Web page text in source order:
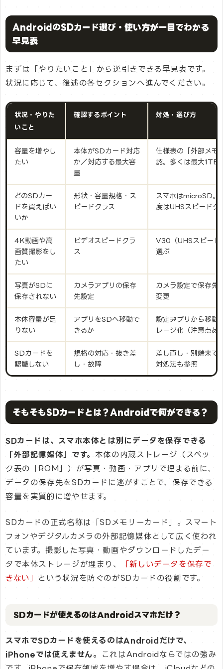
AndroidのSDカード選び・使い方が一目でわかる
早見表
まずは「やりたいこと」から逆引きできる早見表です。
状況に応じて、後述の各セクションへ進んでください。
状況・やりた
いこと
確認するポイント 対処・選び方
容量を増やし
たい
本体がSDカード対応
か／対応する最大容
量
仕様表の「外部メモ
認。多くは最大1TB
どのSDカー
ドを買えばい
いか
形状・容量規格・ス
ピードクラス
スマホはmicroSD。
度はUHSスピードク
4K動画や高
画質撮影をし
たい
ビデオスピードクラ
ス
V30（UHSスピード
選ぶ
写真がSDに
保存されない
カメラアプリの保存
先設定
カメラ設定で保存先
変更
本体容量が足
りない
アプリをSDへ移動で
きるか
設定→アプリから移動
レージ化（注意点あ
SDカードを
認識しない
規格の対応・抜き差
し・故障
差し直し・別端末で
対処法も参照
そもそもSDカードとは？Androidで何ができる？
SDカードは、スマホ本体とは別にデータを保存できる
「外部記憶媒体」です。 本体の内蔵ストレージ（スペッ
ク表の「ROM」）が写真・動画・アプリで埋まる前に、
データの保存先をSDカードに逃がすことで、保存できる
容量を実質的に増やせます。
SDカードの正式名称は「SDメモリーカード」。スマート
フォンやデジタルカメラの外部記憶媒体として広く使われ
ています。撮影した写真・動画やダウンロードしたデー
タで本体ストレージが埋まり、
「新しいデータを保存で
きない」
という状況を防ぐのがSDカードの役割です。
SDカードが使えるのはAndroidスマホだけ？
スマホでSDカードを使えるのはAndroidだけで、
iPhoneでは使えません。
これはAndroidならではの強み